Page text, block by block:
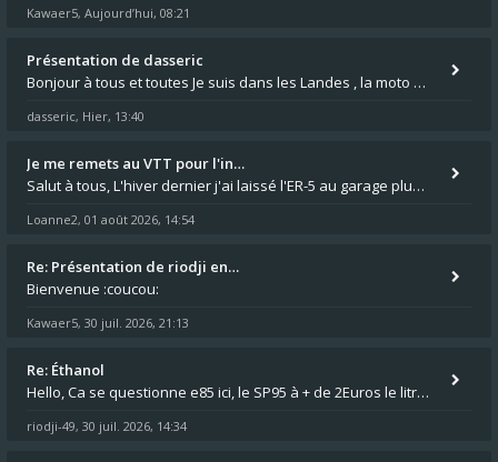
Kawaer5, Aujourd’hui, 08:21
Présentation de dasseric
Bonjour à tous et toutes Je suis dans les Landes , la moto appartient à ma fille et je suis désigné pour faire l'entreti
dasseric, Hier, 13:40
Je me remets au VTT pour l'in…
Salut à tous, L'hiver dernier j'ai laissé l'ER-5 au garage plus souvent que je veux bien l'admettre, et le médecin m'a
Loanne2, 01 août 2026, 14:54
Re: Présentation de riodji en…
Bienvenue :coucou:
Kawaer5, 30 juil. 2026, 21:13
Re: Éthanol
Hello, Ca se questionne e85 ici, le SP95 à + de 2Euros le litre ça fait mal au luc en ER5 comme en GPZ500 :😵 0,76 le lit
riodji-49, 30 juil. 2026, 14:34